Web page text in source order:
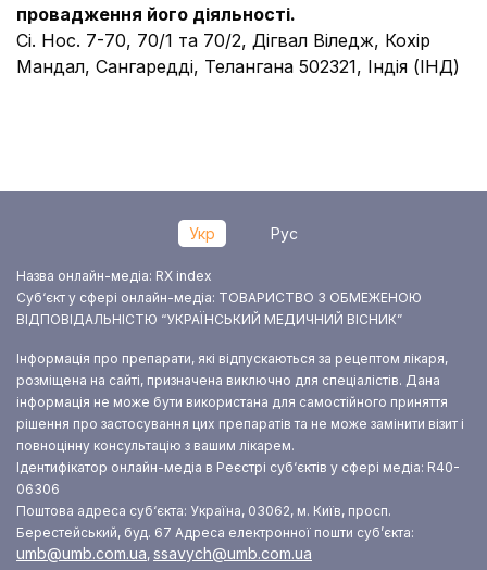
провадження його діяльності.
Сі. Нос. 7-70, 70/1 та 70/2, Дігвал Віледж, Кохір
Мандал, Сангаредді, Телангана 502321, Індія (ІНД)
Укр Рус
Назва онлайн-медіа: RX index
Суб‘єкт у сфері онлайн-медіа: ТОВАРИСТВО З ОБМЕЖЕНОЮ
ВІДПОВІДАЛЬНІСТЮ “УКРАЇНСЬКИЙ МЕДИЧНИЙ ВІСНИК”
Інформація про препарати, які відпускаються за рецептом лікаря,
розміщена на сайті, призначена виключно для спеціалістів. Дана
інформація не може бути використана для самостійного приняття
рішення про застосування цих препаратів та не може замінити візит і
повноцінну консультацію з вашим лікарем.
Ідентифікатор онлайн-медіа в Реєстрі суб‘єктів у сфері медіа: R40-
06306
Поштова адреса суб‘єкта: Україна, 03062, м. Київ, просп.
Берестейський, буд. 67 Адреса електронної пошти суб’єкта:
umb@umb.com.ua, ssavych@umb.com.ua